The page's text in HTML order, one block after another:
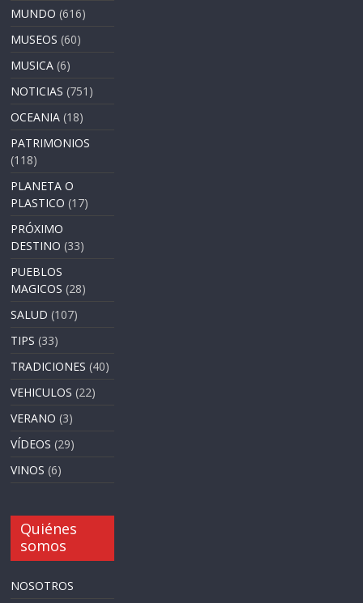
MUNDO (616)
MUSEOS (60)
MUSICA (6)
NOTICIAS (751)
OCEANIA (18)
PATRIMONIOS
(118)
PLANETA O
PLASTICO (17)
PRÓXIMO
DESTINO (33)
PUEBLOS
MAGICOS (28)
SALUD (107)
TIPS (33)
TRADICIONES (40)
VEHICULOS (22)
VERANO (3)
VÍDEOS (29)
VINOS (6)
Quiénes
somos
NOSOTROS